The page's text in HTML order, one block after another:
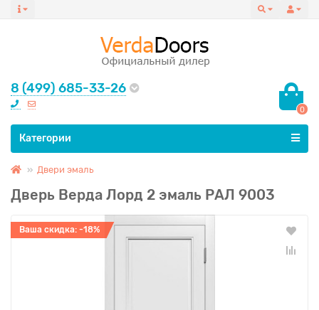
8 (499) 685-33-26
0
Все категории
Категории
Двери эмаль
Дверь Верда Лорд 2 эмаль РАЛ 9003
Ваша скидка: -18%